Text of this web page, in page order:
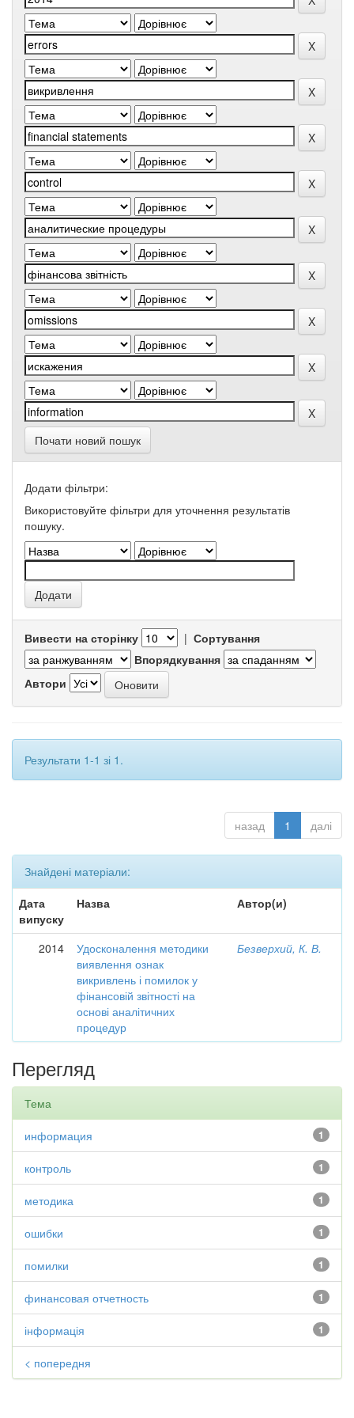
Почати новий пошук
Додати фільтри:
Використовуйте фільтри для уточнення результатів
пошуку.
Вивести на сторінку | Сортування
Впорядкування
Автори
Результати 1-1 зі 1.
назад 1 далі
Знайдені матеріали:
Дата
випуску
Назва Автор(и)
2014
Удосконалення методики
виявлення ознак
викривлень і помилок у
фінансовій звітності на
основі аналітичних
процедур
Безверхий, К. В.
Перегляд
Тема
1
информация
1
контроль
1
методика
1
ошибки
1
помилки
1
финансовая отчетность
1
інформація
< попередня